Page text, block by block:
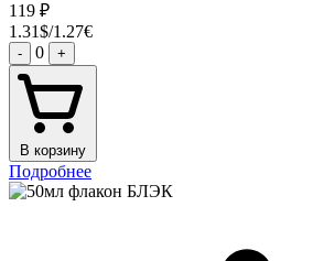
119 ₽
1.31$/1.27€
- 0 +
В корзину
Подробнее